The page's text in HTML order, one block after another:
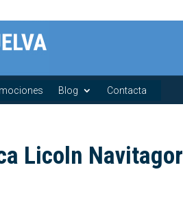
Blog Contacta
Licoln Navitagor